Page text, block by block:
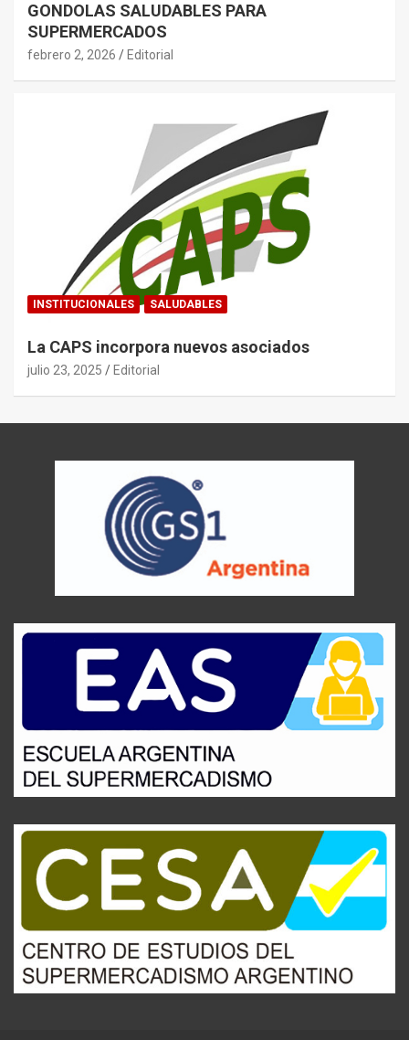
GONDOLAS SALUDABLES PARA
SUPERMERCADOS
febrero 2, 2026 Editorial
INSTITUCIONALES SALUDABLES
La CAPS incorpora nuevos asociados
julio 23, 2025 Editorial